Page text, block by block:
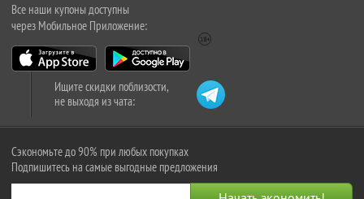
Все наши купоны доступны
через Мобильное Приложение:
Ищите скидки поблизости,
не выходя из чата:
Сэкономьте до 90% при любых покупках
Подпишитесь на самые выгодные предложения